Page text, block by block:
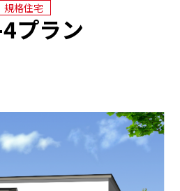
展示場一覧
求人情報
来場予約
資料請求
規格住宅
プラン